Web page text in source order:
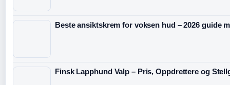
Beste ansiktskrem for voksen hud – 2026 guide
Finsk Lapphund Valp – Pris, Oppdrettere og